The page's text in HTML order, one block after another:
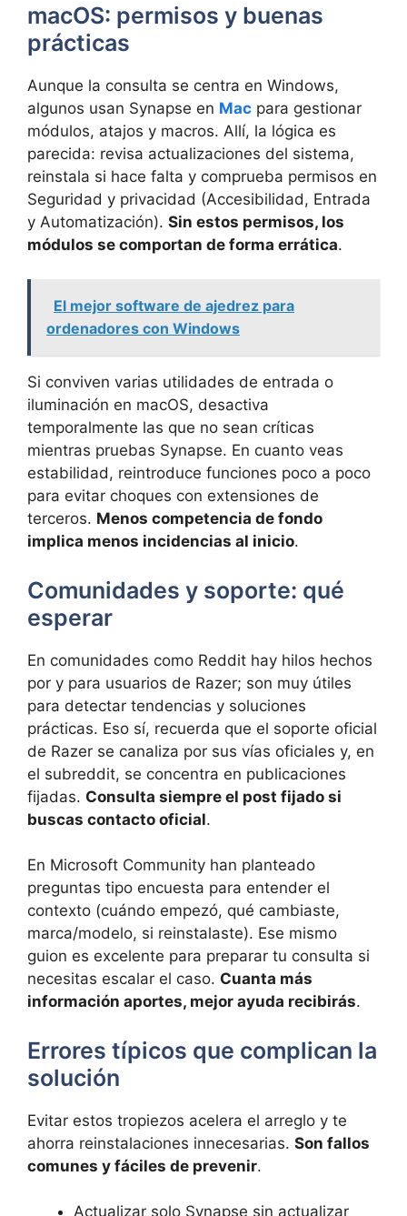
macOS: permisos y buenas
prácticas
Aunque la consulta se centra en Windows,
algunos usan Synapse en Mac para gestionar
módulos, atajos y macros. Allí, la lógica es
parecida: revisa actualizaciones del sistema,
reinstala si hace falta y comprueba permisos en
Seguridad y privacidad (Accesibilidad, Entrada
y Automatización). Sin estos permisos, los
módulos se comportan de forma errática.
El mejor software de ajedrez para
ordenadores con Windows
Si conviven varias utilidades de entrada o
iluminación en macOS, desactiva
temporalmente las que no sean críticas
mientras pruebas Synapse. En cuanto veas
estabilidad, reintroduce funciones poco a poco
para evitar choques con extensiones de
terceros. Menos competencia de fondo
implica menos incidencias al inicio.
Comunidades y soporte: qué
esperar
En comunidades como Reddit hay hilos hechos
por y para usuarios de Razer; son muy útiles
para detectar tendencias y soluciones
prácticas. Eso sí, recuerda que el soporte oficial
de Razer se canaliza por sus vías oficiales y, en
el subreddit, se concentra en publicaciones
fijadas. Consulta siempre el post fijado si
buscas contacto oficial.
En Microsoft Community han planteado
preguntas tipo encuesta para entender el
contexto (cuándo empezó, qué cambiaste,
marca/modelo, si reinstalaste). Ese mismo
guion es excelente para preparar tu consulta si
necesitas escalar el caso. Cuanta más
información aportes, mejor ayuda recibirás.
Errores típicos que complican la
solución
Evitar estos tropiezos acelera el arreglo y te
ahorra reinstalaciones innecesarias. Son fallos
comunes y fáciles de prevenir.
Actualizar solo Synapse sin actualizar